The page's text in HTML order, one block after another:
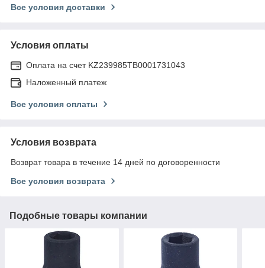
Все условия доставки
Условия оплаты
Оплата на счет KZ239985TB0001731043
Наложенный платеж
Все условия оплаты
Условия возврата
Возврат товара в течение 14 дней по договоренности
Все условия возврата
Подобные товары компании